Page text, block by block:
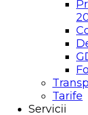
Tarife
Servicii